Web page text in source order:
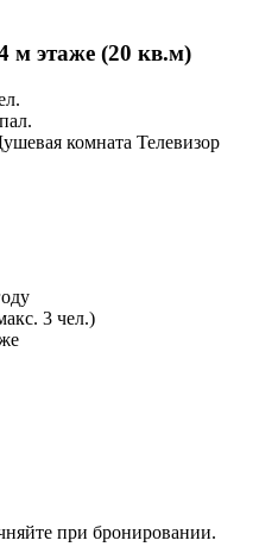
м этаже (20 кв.м)
комната Телевизор
3 чел.)
при бронировании.